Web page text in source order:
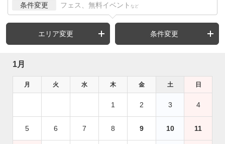
条件変更 フェス、無料イベント など
エリア変更 条件変更
1月
月 火 水 木 金 土 日
1 2 3 4
5 6 7 8 9 10 11